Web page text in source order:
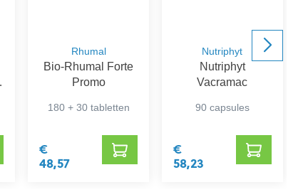
Rhumal
Bio-Rhumal Forte
Promo
180 + 30 tabletten
€
48,57
Nutriphyt
Nutriphyt
Vacramac
90 capsules
€
58,23